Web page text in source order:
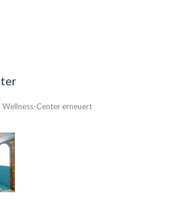
Wellness-Center erneuert